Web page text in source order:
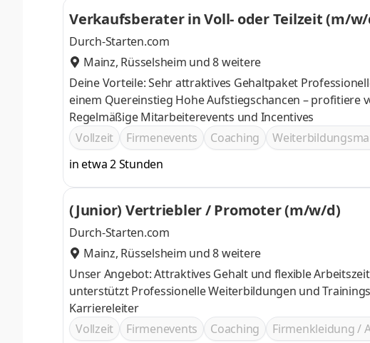
Verkaufsberater in Voll- oder
Durch-Starten.com
Mainz, Rüsselsheim und 8 weitere
Deine Vorteile: Sehr attraktives Gehaltpaket Professionelle Einarbeitung zum Kundendienstberater, besonders bei
einem Quereinstieg Hohe Aufstiegschancen – profitiere von einer vordefinierten Karriereleiter! Flexible Arbeitszeiten
Regelmäßige Mitarbeiterevents und Incentives
Vollzeit
Firmenevents Coaching
in etwa 2 Stunden
(Junior) Vertriebler / Promoter (m/w/d)
Durch-Starten.com
Mainz, Rüsselsheim und 8 weitere
Unser Angebot: Attraktives Gehalt und flexible Arbeitszeiten Ein motiviertes Team das Dich bei Deinem Quereinstieg
unterstützt Professionelle Weiterbildungen und Trainings Top Karrierechancen im Vertrieb, durch vordefinierte
Karriereleiter
Vollzeit
Firmenevents Coaching Firmenkleidung /